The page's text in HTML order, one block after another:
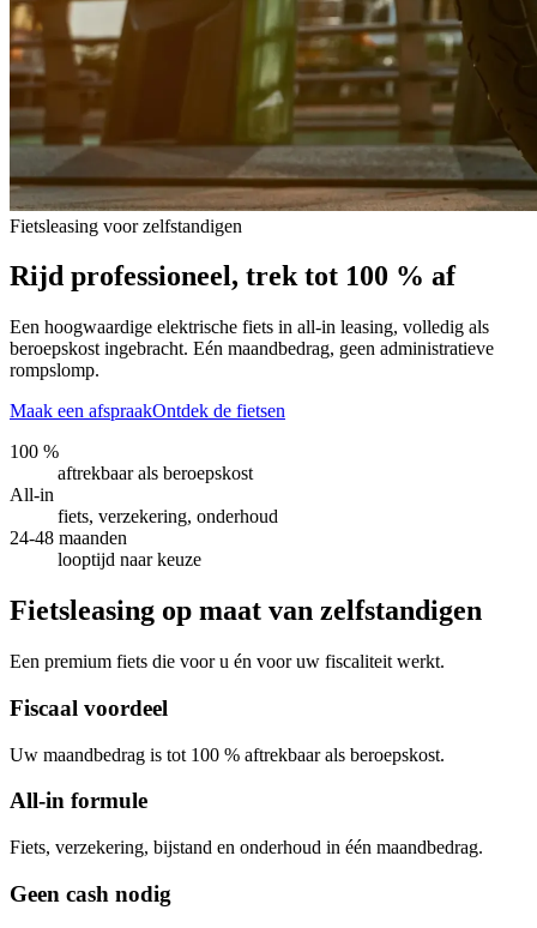
Fietsleasing voor zelfstandigen
Rijd professioneel, trek tot 100 % af
Een hoogwaardige elektrische fiets in all-in leasing, volledig als
beroepskost ingebracht. Eén maandbedrag, geen administratieve
rompslomp.
Maak een afspraakOntdek de fietsen
100 %
aftrekbaar als beroepskost
All-in
fiets, verzekering, onderhoud
24-48 maanden
looptijd naar keuze
Fietsleasing op maat van zelfstandigen
Een premium fiets die voor u én voor uw fiscaliteit werkt.
Fiscaal voordeel
Uw maandbedrag is tot 100 % aftrekbaar als beroepskost.
All-in formule
Fiets, verzekering, bijstand en onderhoud in één maandbedrag.
Geen cash nodig